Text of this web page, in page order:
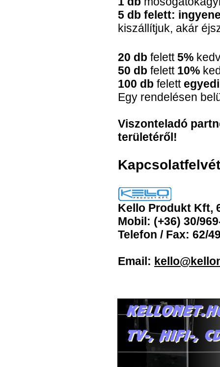
5 db felett:
kiszállítjuk, akár
20 db felett5%
50 db felett 10%
100 db felett
Egy rendelésen
Viszonteladó
területéről!
Kello Produkt Kft,
Mobil: (+36) 30/
Telefon / Fax: 62/
Email: